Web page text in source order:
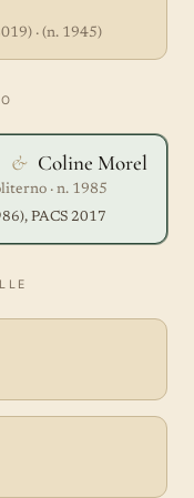
· (n. 1945)
& Coline Morel
· n. 1985
PACS 2017